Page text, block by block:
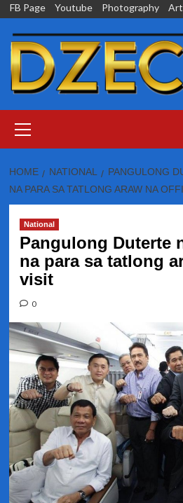
Skip
content
FB Page Youtube Photography
Menu
HOME NATIONAL
PANGULONG
NA PARA SA TATLONG ARAW NA
National
Pangulong Duterte
na para sa tatlong
visit
0